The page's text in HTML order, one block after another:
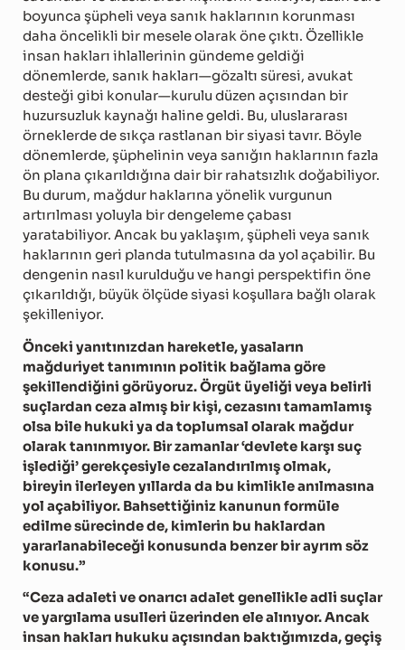
boyunca şüpheli veya sanık haklarının korunması
daha öncelikli bir mesele olarak öne çıktı. Özellikle
insan hakları ihlallerinin gündeme geldiği
dönemlerde, sanık hakları—gözaltı süresi, avukat
desteği gibi konular—kurulu düzen açısından bir
huzursuzluk kaynağı haline geldi. Bu, uluslararası
örneklerde de sıkça rastlanan bir siyasi tavır. Böyle
dönemlerde, şüphelinin veya sanığın haklarının fazla
ön plana çıkarıldığına dair bir rahatsızlık doğabiliyor.
Bu durum, mağdur haklarına yönelik vurgunun
artırılması yoluyla bir dengeleme çabası
yaratabiliyor. Ancak bu yaklaşım, şüpheli veya sanık
haklarının geri planda tutulmasına da yol açabilir. Bu
dengenin nasıl kurulduğu ve hangi perspektifin öne
çıkarıldığı, büyük ölçüde siyasi koşullara bağlı olarak
şekilleniyor.
Önceki yanıtınızdan hareketle, yasaların
mağduriyet tanımının politik bağlama göre
şekillendiğini görüyoruz. Örgüt üyeliği veya belirli
suçlardan ceza almış bir kişi, cezasını tamamlamış
olsa bile hukuki ya da toplumsal olarak mağdur
olarak tanınmıyor. Bir zamanlar ‘devlete karşı suç
işlediği’ gerekçesiyle cezalandırılmış olmak,
bireyin ilerleyen yıllarda da bu kimlikle anılmasına
yol açabiliyor. Bahsettiğiniz kanunun formüle
edilme sürecinde de, kimlerin bu haklardan
yararlanabileceği konusunda benzer bir ayrım söz
konusu.”
“Ceza adaleti ve onarıcı adalet genellikle adli suçlar
ve yargılama usulleri üzerinden ele alınıyor. Ancak
insan hakları hukuku açısından baktığımızda, geçiş